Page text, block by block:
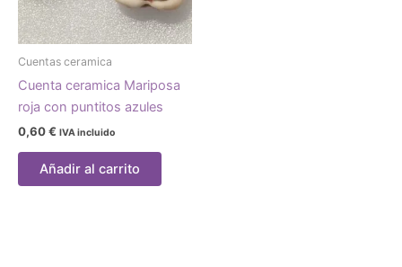
Cuentas ceramica
Cuenta ceramica Mariposa
roja con puntitos azules
0,60€ IVA incluido
Añadir al carrito